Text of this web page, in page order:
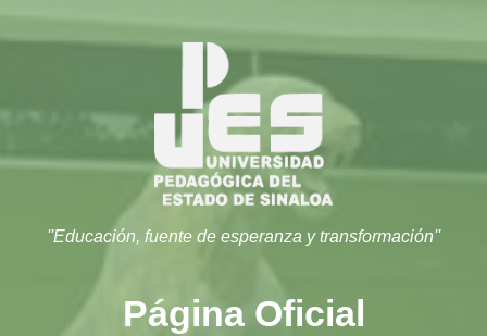
''Educación, fuente de esperanza y transformación''
Página Oficial